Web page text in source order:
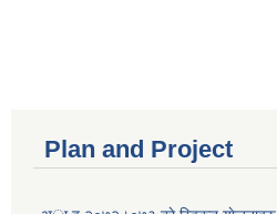
Plan and Project